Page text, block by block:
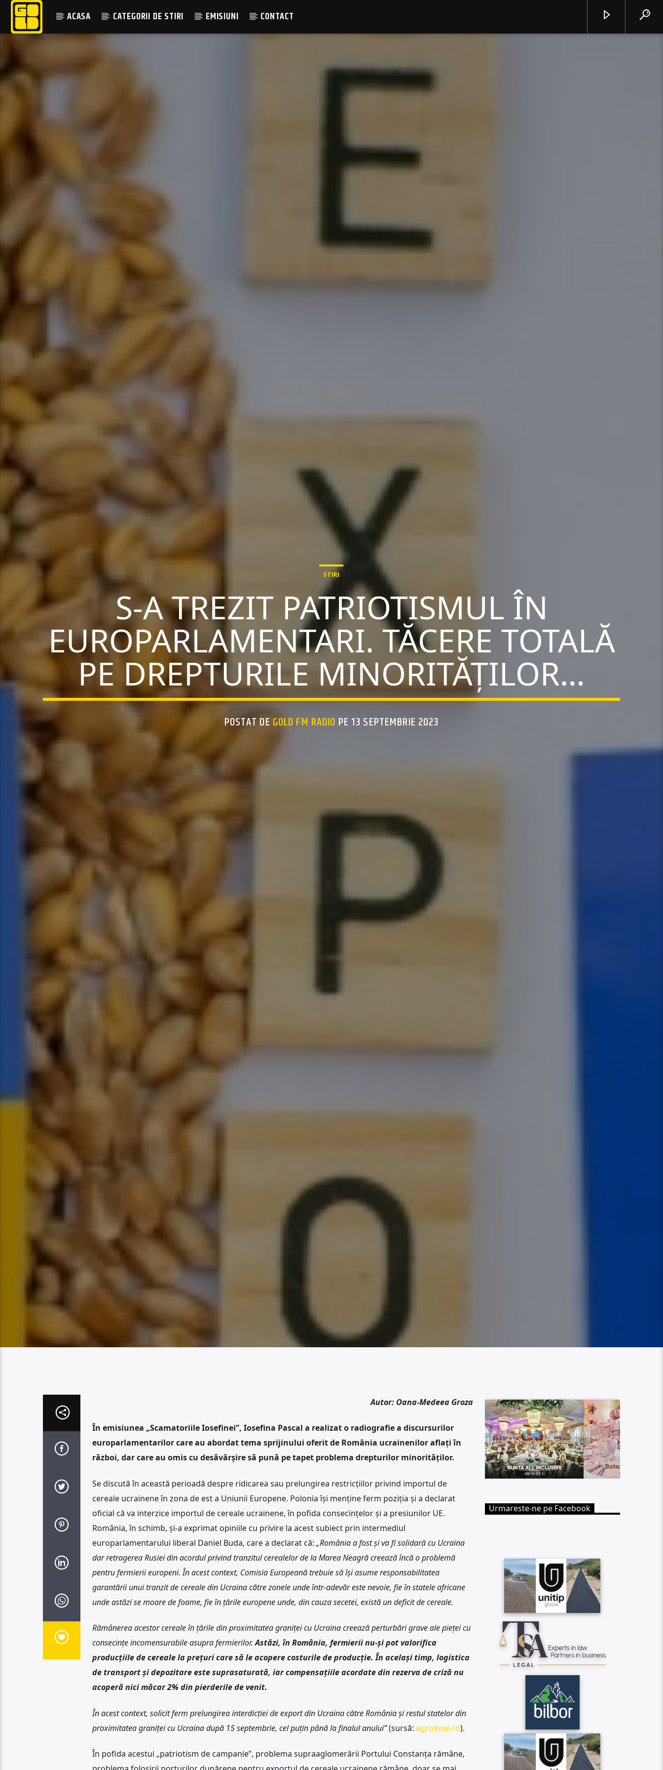
ACASA CATEGORII DE STIRI EMISIUNI CONTACT
STIRI
S-A TREZIT PATRIOTISMUL ÎN
EUROPARLAMENTARI. TĂCERE TOTALĂ
PE DREPTURILE MINORITĂȚILOR…
POSTAT DE GOLD FM RADIO PE 13 SEPTEMBRIE 2023
Autor: Oana-Medeea Groza
În emisiunea „Scamatoriile Iosefinei”, Iosefina Pascal a realizat o radiografie a discursurilor
europarlamentarilor care au abordat tema sprijinului oferit de România ucrainenilor aflați în
război, dar care au omis cu desăvârșire să pună pe tapet problema drepturilor minorităților.
Se discută în această perioadă despre ridicarea sau prelungirea restricțiilor privind importul de
cereale ucrainene în zona de est a Uniunii Europene. Polonia își menține ferm poziția și a declarat
oficial că va interzice importul de cereale ucrainene, în pofida consecințelor și a presiunilor UE.
România, în schimb, și-a exprimat opiniile cu privire la acest subiect prin intermediul
europarlamentarului liberal Daniel Buda, care a declarat că: „România a fost și va fi solidară cu Ucraina
dar retragerea Rusiei din acordul privind tranzitul cerealelor de la Marea Neagră creează încă o problemă
pentru fermierii europeni. În acest context, Comisia Europeană trebuie să își asume responsabilitatea
garantării unui tranzit de cereale din Ucraina către zonele unde într-adevăr este nevoie, fie în statele africane
unde astăzi se moare de foame, fie în țările europene unde, din cauza secetei, există un deficit de cereale.
Rămânerea acestor cereale în țările din proximitatea graniței cu Ucraina creează perturbări grave ale pieței cu
consecințe incomensurabile asupra fermierilor.Astăzi, în România, fermierii nu-și pot valorifica
producțiile de cereale la prețuri care să le acopere costurile de producție. În același timp, logistica
de transport și depozitare este suprasaturată, iar compensațiile acordate din rezerva de criză nu
acoperă nici măcar 2% din pierderile de venit.
În acest context, solicit ferm prelungirea interdicției de export din Ucraina către România și restul statelor din
proximitatea graniței cu Ucraina după 15 septembrie, cel puțin până la finalul anului”(sursă: agrointel.ro).
În pofida acestui „patriotism de campanie”, problema supraaglomerării Portului Constanța rămâne,
Urmareste-ne pe Facebook